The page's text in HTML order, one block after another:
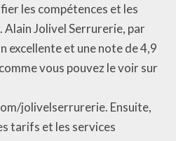
les compétences et les
Alain Jolivel Serrurerie, par
excellente et une note de 4,9
vous pouvez le voir sur
jolivelserrurerie. Ensuite,
tarifs et les services